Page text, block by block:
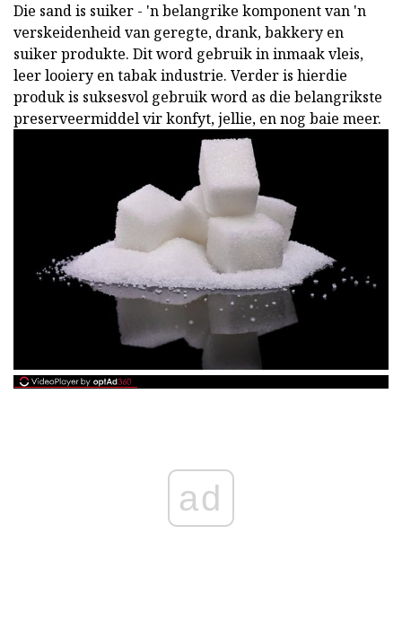
Die sand is suiker - 'n belangrike komponent van 'n
verskeidenheid van geregte, drank, bakkery en
suiker produkte. Dit word gebruik in inmaak vleis,
leer looiery en tabak industrie. Verder is hierdie
produk is suksesvol gebruik word as die belangrikste
preserveermiddel vir konfyt, jellie, en nog baie meer.
ad